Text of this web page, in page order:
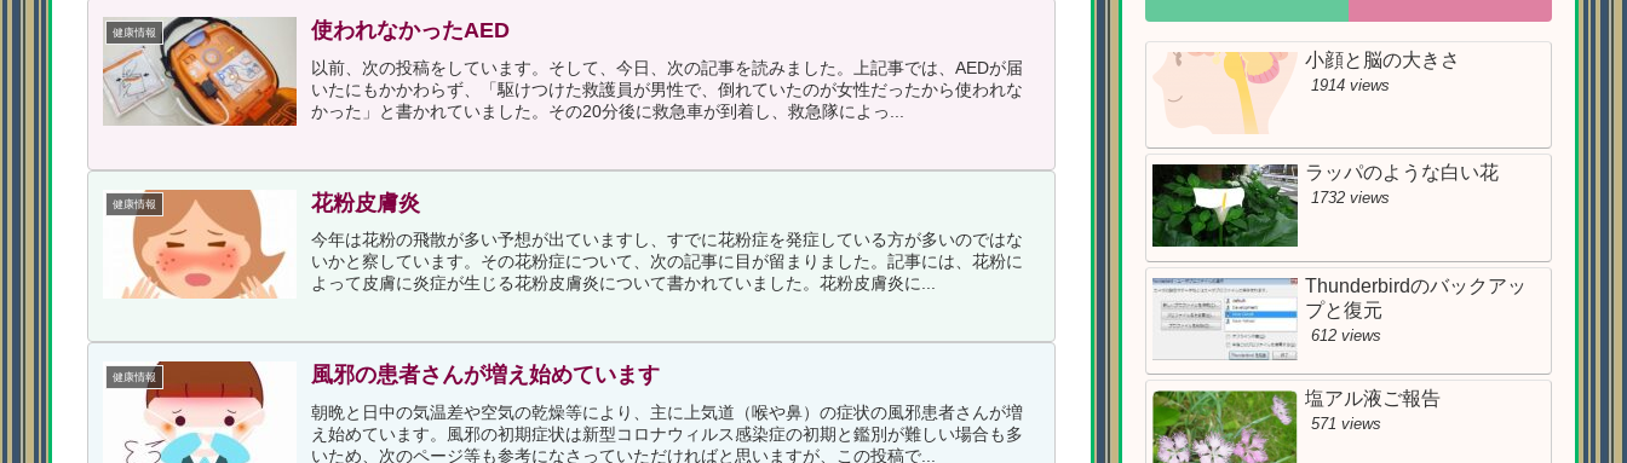
健康情報 使われなかったAED
以前、次の投稿をしています。そして、今日、次の記事を読みました。上記事では、AEDが届
いたにもかかわらず、「駆けつけた救護員が男性で、倒れていたのが女性だったから使われな
かった」と書かれていました。その20分後に救急車が到着し、救急隊によっ...
健康情報 花粉皮膚炎
今年は花粉の飛散が多い予想が出ていますし、すでに花粉症を発症している方が多いのではな
いかと察しています。その花粉症について、次の記事に目が留まりました。記事には、花粉に
よって皮膚に炎症が生じる花粉皮膚炎について書かれていました。花粉皮膚炎に...
健康情報 風邪の患者さんが増え始めています
朝晩と日中の気温差や空気の乾燥等により、主に上気道（喉や鼻）の症状の風邪患者さんが増
え始めています。風邪の初期症状は新型コロナウィルス感染症の初期と鑑別が難しい場合も多
いため、次のページ等も参考になさっていただければと思いますが、この投稿で...
小顔と脳の大きさ
1914 views
ラッパのような白い花
1732 views
Thunderbirdのバックアッ
プと復元
612 views
塩アル液ご報告
571 views